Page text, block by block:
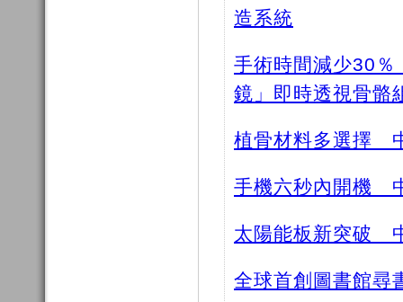
造系統
手術時間減少30
鏡」即時透視骨骼
植骨材料多選擇
手機六秒內開機
太陽能板新突破
全球首創圖書館